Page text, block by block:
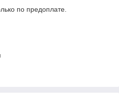
по предоплате.